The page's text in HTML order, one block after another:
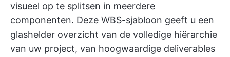
visueel op te splitsen in meerdere
componenten. Deze WBS-sjabloon geeft u een
glashelder overzicht van de volledige hiërarchie
van uw project, van hoogwaardige deliverables